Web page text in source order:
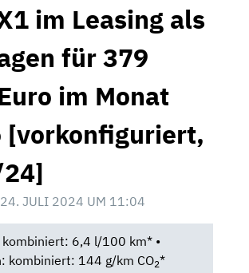
im Leasing als
für 379
im Monat
[vorkonfiguriert,
24. JULI 2024 UM 11:04
6,4 l/100 km* •
kombiniert: 144 g/km CO2*